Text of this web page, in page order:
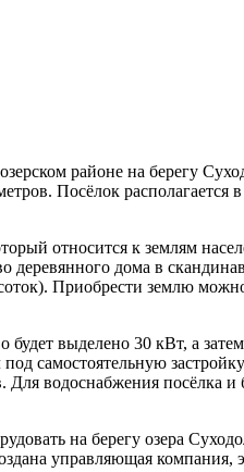
районе на берегу
Посёлок
относится к землям
деревянного дома в
Приобрести землю
выделено 30 кВт, а
самостоятельную
Для водоснабжения
на берегу озера
управляющая компания,